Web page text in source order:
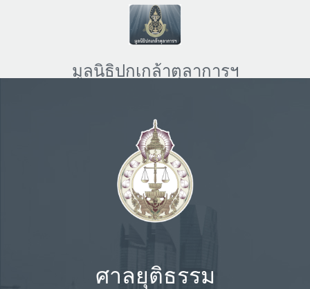
มูลนิธิปกเกล้าตุลาการฯ
ศาลยุติธรรม